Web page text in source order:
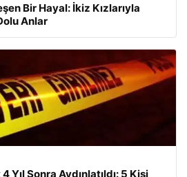
Bir Hayal: İkiz Kızlarıyla
Anlar
Yıl Sonra Aydınlatıldı: 5 Kişi